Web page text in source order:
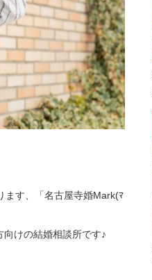
ます、「名古屋寺婚Mark(ﾏ
けの結婚相談所です♪